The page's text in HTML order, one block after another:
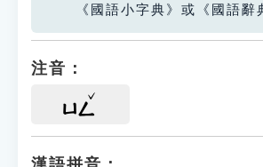
《國語小字典》或《國語辭
注音：
ㄩㄥ